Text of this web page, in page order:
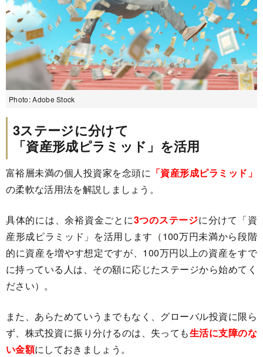
Photo: Adobe Stock
3ステージに分けて
「資産形成ピラミッド」を活用
富裕層未満の個人投資家を念頭に 「資産形成ピラミッド」
の柔軟な活用法を解説しましょう。
具体的には、余裕資金ごとに3つのステージに分けて「資
産形成ピラミッド」を活用します（100万円未満から段階
的に資産を増やす想定ですが、100万円以上の資産をすで
に持っている人は、その額に応じたステージから始めてく
ださい）。
また、あらためていうまでもなく、グローバル投資に限ら
ず、株式投資に振り分けるのは、失っても生活に支障のな
い金額にしておきましょう。